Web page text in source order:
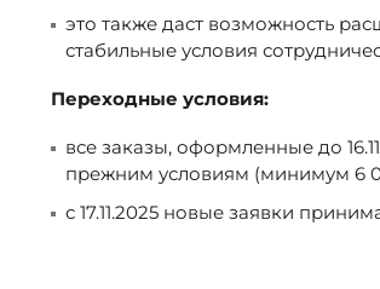
это также даст возможность
стабильные условия
Переходные условия:
все заказы, оформленные до
прежним условиям (минимум 6
с 17.11.2025 новые заявки